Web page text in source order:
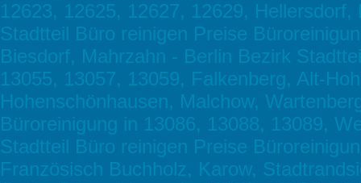
12623, 12625, 12627, 12629,
Stadtteil Büro reinigen Preise
Biesdorf, Mahrzahn - Berlin Bezirk
13055, 13057, 13059, Falkenberg, Alt-
Hohenschönhausen, Malchow,
Büroreinigung in 13086, 13088, 13089,
Stadtteil Büro reinigen Preise
Französisch Buchholz, Karow,